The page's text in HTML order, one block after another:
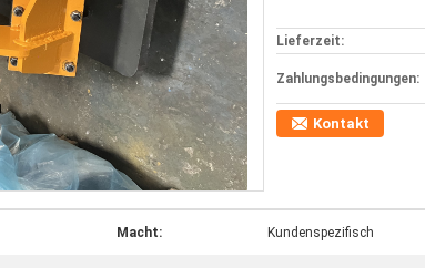
Lieferzeit:
Zahlungsbedingungen:
Kontakt
Macht: Kundenspezifisch